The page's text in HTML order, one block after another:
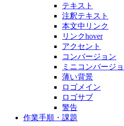
テキスト
注釈テキスト
本文中リンク
リンクhover
アクセント
コンバージョン
ミニコンバージ
薄い背景
ロゴメイン
ロゴサブ
警告
作業手順・課題